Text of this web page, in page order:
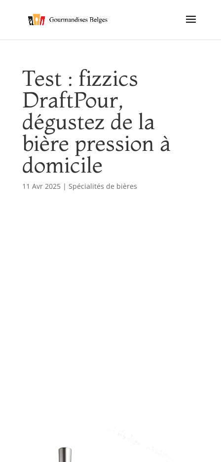
Test : fizzics
DraftPour,
dégustez de la
bière pression à
domicile
11 Avr 2025| Spécialités de bières